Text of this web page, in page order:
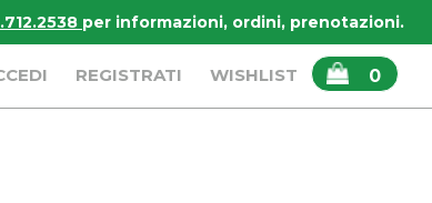
per informazioni, ordini, prenotazioni.
REGISTRATI WISHLIST 0
ARTICOLI
INSERITI